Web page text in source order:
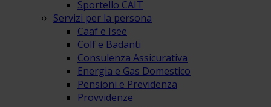
Sportello CAIT
Servizi per la persona
Caaf e Isee
Colf e Badanti
Consulenza Assicurativa
Energia e Gas Domestico
Pensioni e Previdenza
Provvidenze